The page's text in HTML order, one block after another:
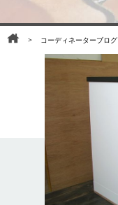
＞ コーディネーターブログ